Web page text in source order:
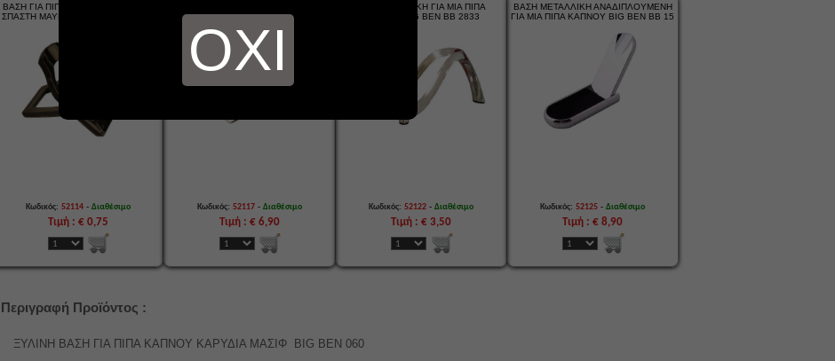
ΒΑΣΗ ΓΙΑ ΠΙΠΑ ΚΑΠΝΟΥ ΠΛΑΣΤΙΚΗ
ΣΠΑΣΤΗ ΜΑΥΡΗ Ή ΚΑΦΕ BIG BEN -
Κωδικός: 52114- Διαθέσιμο
Τιμή : € 0,75
ΣΠΑΣΤΗ ROYAL CROWN BB 2812
Κωδικός: 52117- Διαθέσιμο
Τιμή : € 6,90
ΒΑΣΗ ΑΚΡΥΛΙΚΗ ΓΙΑ ΜΙΑ ΠΙΠΑ
ΚΑΠΝΟΥ BIG BEN BB 2833
Κωδικός: 52122 -Διαθέσιμο
Τιμή : € 3,50
ΒΑΣΗ ΜΕΤΑΛΛΙΚΗ ΑΝΑΔΙΠΛΟΥΜΕΝΗ
ΓΙΑ ΜΙΑ ΠΙΠΑ ΚΑΠΝΟΥ BIG BEN BB 15
Κωδικός: 52125 -Διαθέσιμο
Τιμή : € 8,90
Περιγραφή Προϊόντος :
ΞΥΛΙΝΗ ΒΑΣΗ ΓΙΑ ΠΙΠΑ ΚΑΠΝΟΥ ΚΑΡΥΔΙΑ ΜΑΣΙΦ BIG BEN 060
ΟΧΙ